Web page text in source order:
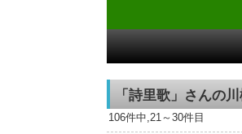
「詩里歌」さんの
106件中,21～30件目